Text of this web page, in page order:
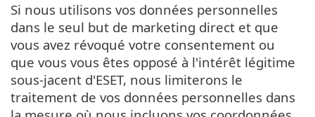
Si nous utilisons vos données personnelles
dans le seul but de marketing direct et que
vous avez révoqué votre consentement ou
que vous vous êtes opposé à l'intérêt légitime
sous-jacent d'ESET, nous limiterons le
traitement de vos données personnelles dans